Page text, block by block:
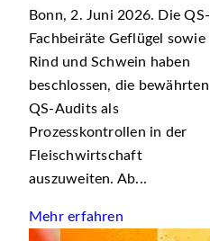
Bonn, 2. Juni 2026. Die QS-
Fachbeiräte Geflügel sowie
Rind und Schwein haben
beschlossen, die bewährten
QS‑Audits als
Prozesskontrollen in der
Fleischwirtschaft
auszuweiten. Ab...
Mehr erfahren